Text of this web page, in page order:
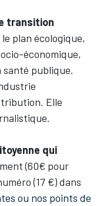
transition
plan écologique,
économique,
santé publique.
Elle
qui
(60€ pour
(17 €) dans
ou nos points de